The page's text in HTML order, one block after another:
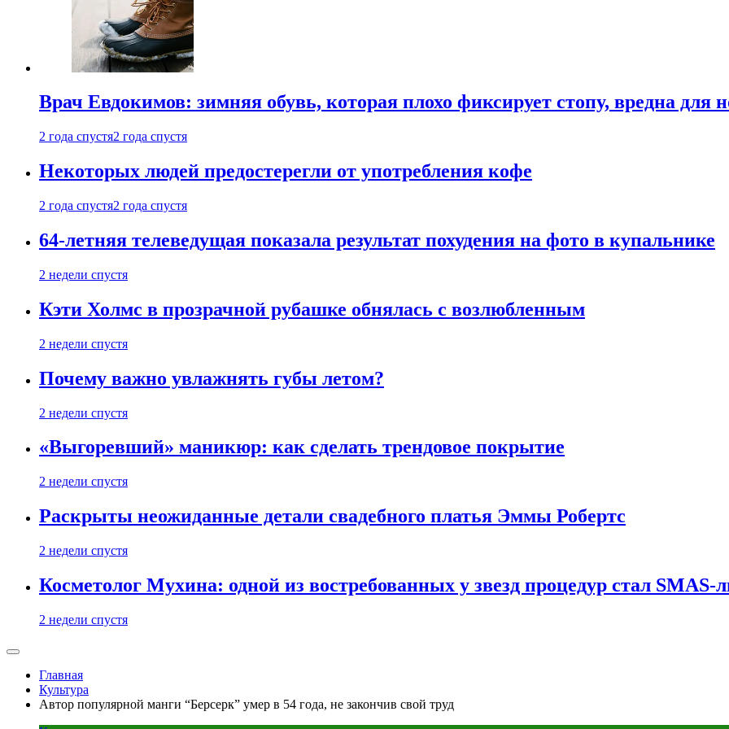
Врач Евдокимов: зимняя обувь, которая плохо фиксирует стопу, вредна для
2 года спустя2 года спустя
Некоторых людей предостерегли от употребления кофе
2 года спустя2 года спустя
64-летняя телеведущая показала результат похудения на фото в купальнике
2 недели спустя
Кэти Холмс в прозрачной рубашке обнялась с возлюбленным
2 недели спустя
Почему важно увлажнять губы летом?
2 недели спустя
«Выгоревший» маникюр: как сделать трендовое покрытие
2 недели спустя
Раскрыты неожиданные детали свадебного платья Эммы Робертс
2 недели спустя
Косметолог Мухина: одной из востребованных у звезд процедур стал SMAS-
2 недели спустя
Главная
Культура
Автор популярной манги “Берсерк” умер в 54 года, не закончив свой труд